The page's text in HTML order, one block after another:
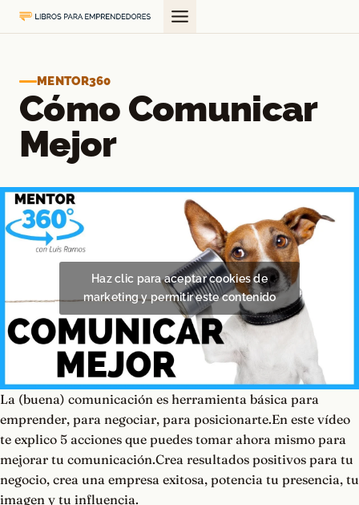
Saltar
al
MENTOR360
Cómo Comunicar
Mejor
Haz clic para aceptar cookies de
marketing y permitir este contenido
La (buena) comunicación es herramienta básica para
emprender, para negociar, para posicionarte.En este vídeo
te explico 5 acciones que puedes tomar ahora mismo para
mejorar tu comunicación.Crea resultados positivos para tu
negocio, crea una empresa exitosa, potencia tu presencia, tu
imagen y tu influencia.